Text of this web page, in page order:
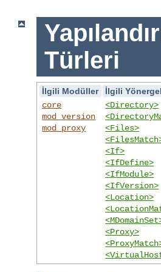
Türleri
İlgili Modüller
İlgili
core
mod_version
mod_proxy
<Directory>
<Files>
<If>
<IfDefine>
<IfModule>
<IfVersion>
<Location>
<Proxy>